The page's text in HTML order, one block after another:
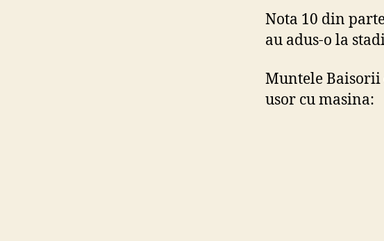
Nota 10 din
au adus-o la
Muntele Baisorii
usor cu masina: